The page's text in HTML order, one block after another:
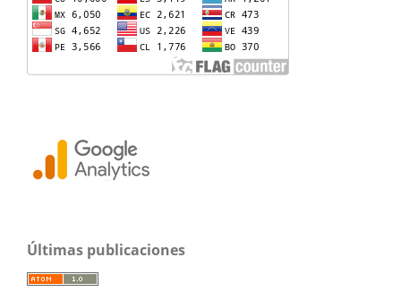
Últimas publicaciones